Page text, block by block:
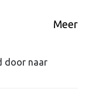
Meer
door naar